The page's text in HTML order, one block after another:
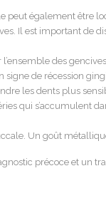
également être
Il est important de
des gencives.
de récession
les dents plus
qui s’accumulent
Un goût
précoce et un